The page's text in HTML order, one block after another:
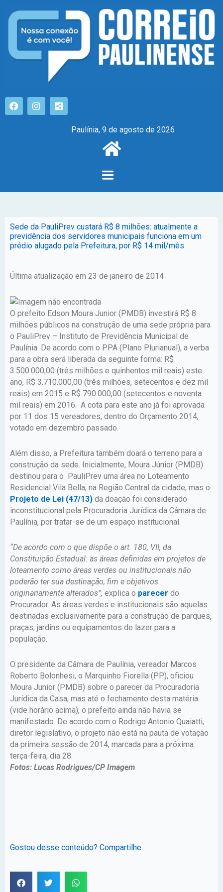
Paulínia, 9 de agosto de 2026
Sede da PauliPrev custará R$ 8 milhões: atualmente a
previdência dos servidores municipais funciona em um
prédio alugado pela Prefeitura, por R$ 14 mil/mês
Última atualização em 23 de janeiro de 2014
O prefeito Edson Moura Junior (PMDB) investirá R$ 8
milhões públicos na construção de uma sede própria para
o PauliPrev – Instituto de Previdência Municipal de
Paulínia. De acordo com o PPA (Plano Plurianual), a verba
para a obra será liberada da seguinte forma: R$
3.500.000,00 (três milhões e quinhentos mil reais) este
ano, R$ 3.710.000,00 (três milhões, setecentos e dez mil
reais) em 2015 e R$ 790.000,00 (setecentos e noventa
mil reais) em 2016. A cota para este ano já foi aprovada
por 11 dos 15 vereadores, dentro do Orçamento 2014,
votado em dezembro passado.
Além disso, a Prefeitura também doará o terreno para a
construção da sede. Inicialmente, Moura Júnior (PMDB)
destinou para o PauliPrev uma área no Loteamento
Residencial Vila Bella, na Região Central da cidade, mas o
Projeto de Lei (47/13) da doação foi considerado
inconstitucional pela Procuradoria Jurídica da Câmara de
Paulínia, por tratar-se de um espaço institucional.
“De acordo com o que dispõe o art. 180, VII, da
Constituição Estadual: as áreas definidas em projetos de
loteamento como áreas verdes ou institucionais não
poderão ter sua destinação, fim e objetivos
originariamente alterados”, explica o parecer do
Procurador. As áreas verdes e institucionais são aquelas
destinadas exclusivamente para a construção de parques,
praças, jardins ou equipamentos de lazer para a
população.
O presidente da Câmara de Paulínia, vereador Marcos
Roberto Bolonhesi, o Marquinho Fiorella (PP), oficiou
Moura Junior (PMDB) sobre o parecer da Procuradoria
Jurídica da Casa, mas até o fechamento desta matéria
(vide horário acima), o prefeito ainda não havia se
manifestado. De acordo com o Rodrigo Antonio Quaiatti,
diretor legislativo, o projeto não está na pauta de votação
da primeira sessão de 2014, marcada para a próxima
terça-feira, dia 28.
Fotos: Lucas Rodrigues/CP Imagem
Gostou desse conteúdo? Compartilhe